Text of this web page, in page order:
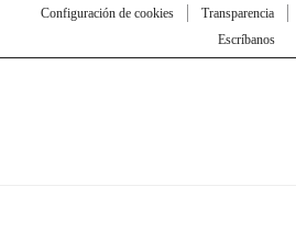
Configuración de cookies
Transparencia
Escríbanos